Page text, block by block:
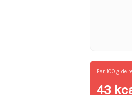
Par 100 g de
43